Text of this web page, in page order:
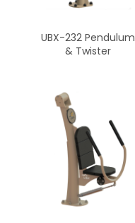
UBX-232 Pendulum
& Twister